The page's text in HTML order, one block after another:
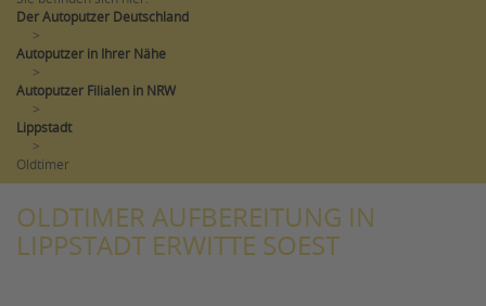
Der Autoputzer Deutschland
>
Autoputzer in Ihrer Nähe
>
Autoputzer Filialen in NRW
>
Lippstadt
>
Oldtimer
OLDTIMER AUFBEREITUNG IN
LIPPSTADT ERWITTE SOEST